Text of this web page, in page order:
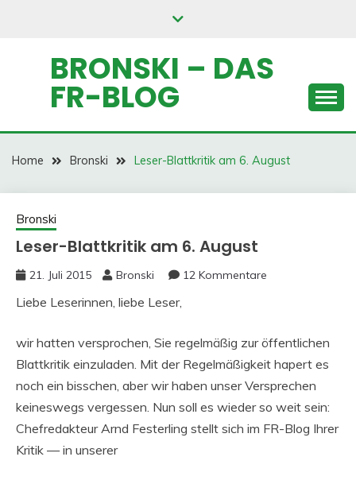
BRONSKI – DAS
FR-BLOG
Home Bronski Leser-Blattkritik am 6. August
Bronski
Leser-Blattkritik am 6. August
21. Juli 2015 Bronski 12 Kommentare
Liebe Leserinnen, liebe Leser,
wir hatten versprochen, Sie regelmäßig zur öffentlichen
Blattkritik einzuladen. Mit der Regelmäßigkeit hapert es
noch ein bisschen, aber wir haben unser Versprechen
keineswegs vergessen. Nun soll es wieder so weit sein:
Chefredakteur Arnd Festerling stellt sich im FR-Blog Ihrer
Kritik — in unserer